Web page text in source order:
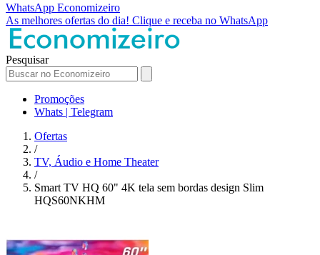
WhatsApp Economizeiro
As melhores ofertas do dia! Clique e receba no WhatsApp
Pesquisar
Promoções
Whats | Telegram
Ofertas
/
TV, Áudio e Home Theater
/
Smart TV HQ 60" 4K tela sem bordas design Slim
HQS60NKHM